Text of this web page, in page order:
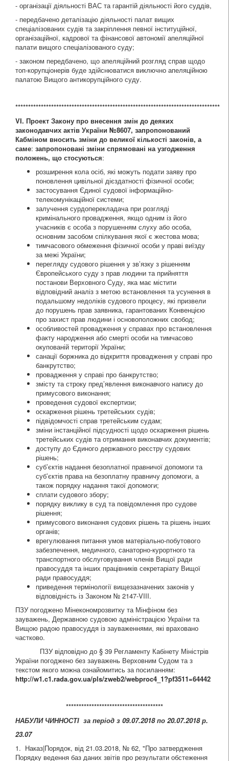
- організації діяльності ВАС та гарантій діяльності його суддів,
- передбачено деталізацію діяльності палат вищих
спеціалізованих судів та закріплення певної інституційної,
організаційної, кадрової та фінансової автономії апеляційної
палати вищого спеціалізованого суду;
- законом передбачено, що апеляційний розгляд справ щодо
топ-корупціонерів буде здійснюватися виключно апеляційною
палатою Вищого антикорупційного суду.
********************************************************************************
VI. Проект Закону про внесення змін до деяких
законодавчих актів України №8607, запропонований
Кабміном вносить зміни до великої кількості законів, а
саме: запропоновані зміни спрямовані на узгодження
положень, що стосуються:
розширення кола осіб, які можуть подати заяву про
поновлення цивільної дієздатності фізичної особи;
застосування Єдиної судової інформаційно-
телекомунікаційної системи;
залучення сурдоперекладача при розгляді
кримінального провадження, якщо одним із його
учасників є особа з порушенням слуху або особа,
основним засобом спілкування якої є жестова мова;
тимчасового обмеження фізичної особи у праві виїзду
за межі України;
перегляду судового рішення у зв’язку з рішенням
Європейського суду з прав людини та прийняття
постанови Верховного Суду, яка має містити
відповідний аналіз з метою встановлення та усунення в
подальшому недоліків судового процесу, які призвели
до порушень прав заявника, гарантованих Конвенцією
про захист прав людини і основоположних свобод;
особливостей провадження у справах про встановлення
факту народження або смерті особи на тимчасово
окупованій території України;
санації боржника до відкриття провадження у справі про
банкрутство;
провадження у справі про банкрутство;
змісту та строку пред’явлення виконавчого напису до
примусового виконання;
проведення судової експертизи;
оскарження рішень третейських судів;
підвідомчості справ третейським судам;
зміни інстанційної підсудності щодо оскарження рішень
третейських судів та отримання виконавчих документів;
доступу до Єдиного державного реєстру судових
рішень;
суб’єктів надання безоплатної правничої допомоги та
суб’єктів права на безоплатну правничу допомоги, а
також порядку надання такої допомоги;
сплати судового збору;
порядку виклику в суд та повідомлення про судове
рішення;
примусового виконання судових рішень та рішень інших
органів;
врегулювання питання умов матеріально-побутового
забезпечення, медичного, санаторно-курортного та
транспортного обслуговування членів Вищої ради
правосуддя та інших працівників секретаріату Вищої
ради правосуддя;
приведення термінології вищезазначених законів у
відповідність із Законом № 2147-VIII.
ПЗУ погоджено Мінекономрозвитку та Мінфіном без
зауважень, Державною судовою адміністрацією України та
Вищою радою правосуддя із зауваженнями, які враховано
частково.
ПЗУ відповідно до § 39 Регламенту Кабінету Міністрів
України погоджено без зауважень Верховним Судом та з
текстом якого можна ознайомитись за посиланням:
http://w1.c1.rada.gov.ua/pls/zweb2/webproc4_1?pf3511=64442
**************************************
НАБУЛИ ЧИННОСТІ за період з 09.07.2018 по 20.07.2018 р.
23.07
1. Наказ|Порядок, від 21.03.2018, № 62, "Про затвердження
Порядку ведення баз даних звітів про результати обстеження